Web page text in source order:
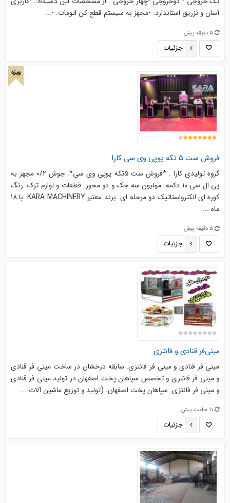
آسان و تزریق استاندارد. -مجهز به سیستم قطع کن اتومات. -...
5 دقیقه پیش
جزئیات
ویژه
فروش ست 5 تکه یوپی وی سی کارا
گروه تولیدی کارا . *فروش ست 5تکه یوپی وی سی*. جوش 0/2 مجهز به
پی ال سی 10 دکمه. مولیون سه جک و دو محور. قطعات و لوازم ترک. رنگ
کوره ای الکترواستاتیک دو مرحله ای. برند معتبر KARA MACHINERY. با 18
ماه ...
5 دقیقه پیش
جزئیات
مینی‌فر قنادی و فانتزی
مینی فر قنادی و مینی فر فانتزی. سابقه درخشان در ساخت مینی فر قنادی
و مینی فر فانتزی و تخصص سپاهان پخت اصفهان در تولید مینی فر قنادی
و مینی فر فانتزی. سپاهان پخت اصفهان. (تولید و توزیع ماشین آلات ...
11 ساعت پیش
جزئیات